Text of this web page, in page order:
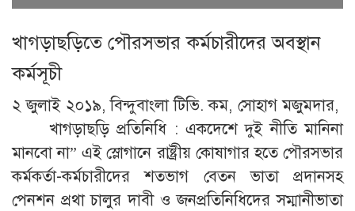
খাগড়াছড়িতে পৌরসভার কর্মচারীদের অবস্থান
কর্মসূচী
২ জুলাই ২০১৯, বিন্দুবাংলা টিভি. কম, সোহাগ মজুমদার,
খাগড়াছড়ি প্রতিনিধি : একদেশে দুই নীতি মানিনা
মানবো না” এই স্লোগানে রাষ্ট্রীয় কোষাগার হতে পৌরসভার
কর্মকর্তা-কর্মচারীদের শতভাগ বেতন ভাতা প্রদানসহ
পেনশন প্রথা চালুর দাবী ও জনপ্রতিনিধিদের সম্মানীভাতা